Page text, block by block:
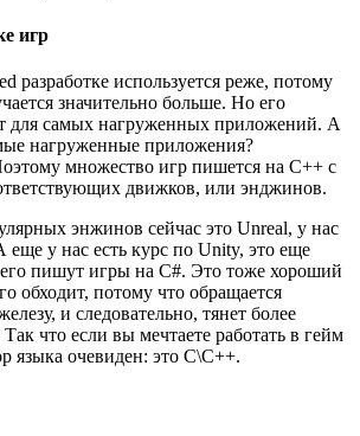
игр
разработке используется реже, потому
значительно больше. Но его
для самых нагруженных приложений. А
нагруженные приложения?
множество игр пишется на С++ с
движков, или энджинов.
энжинов сейчас это Unreal, у нас
еще у нас есть курс по Unity, это еще
пишут игры на C#. Это тоже хороший
обходит, потому что обращается
и следовательно, тянет более
что если вы мечтаете работать в гейм
языка очевиден: это С\С++.